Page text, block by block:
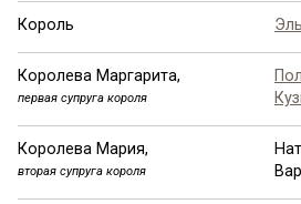
Король
Королева Маргарита,
первая супруга короля
Королева Мария,
вторая супруга короля